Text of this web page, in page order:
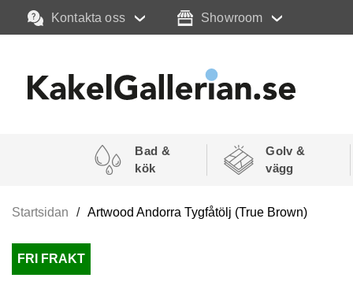
Kontakta oss Showroom
Bad &
kök
Golv &
vägg
Startsidan Artwood Andorra Tygfåtölj (True Brown)
FRI FRAKT